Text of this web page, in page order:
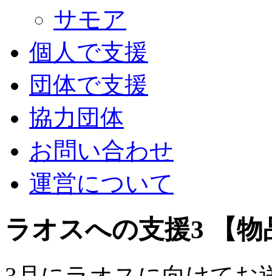
サモア
個人で支援
団体で支援
協力団体
お問い合わせ
運営について
ラオスへの支援3 【物